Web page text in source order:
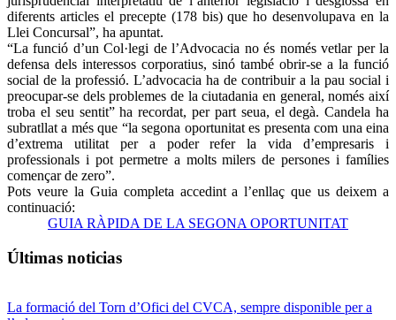
diferents articles el precepte (178 bis) que ho desenvolupava en la
Llei Concursal”, ha apuntat.
“La funció d’un Col·legi de l’Advocacia no és només vetlar per la
defensa dels interessos corporatius, sinó també obrir-se a la funció
social de la professió. L’advocacia ha de contribuir a la pau social i
preocupar-se dels problemes de la ciutadania en general, només així
troba el seu sentit” ha recordat, per part seua, el degà. Candela ha
subratllat a més que “la segona oportunitat es presenta com una eina
d’extrema utilitat per a poder refer la vida d’empresaris i
professionals i pot permetre a molts milers de persones i famílies
començar de zero”.
Pots veure la Guia completa accedint a l’enllaç que us deixem a
continuació:
GUIA RÀPIDA DE LA SEGONA OPORTUNITAT
Últimas noticias
La formació del Torn d’Ofici del CVCA, sempre disponible per a